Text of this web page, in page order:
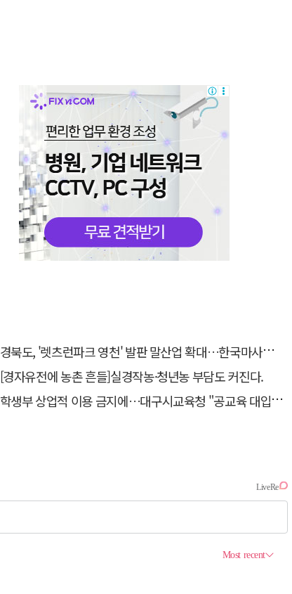
경북도, '렛츠런파크 영천' 발판 말산업 확대…한국마사회 유치도 총력
[경자유전에 농촌 흔들]실경작농·청년농 부담도 커진다.
학생부 상업적 이용 금지에…대구시교육청 "공교육 대입 상담 강화"